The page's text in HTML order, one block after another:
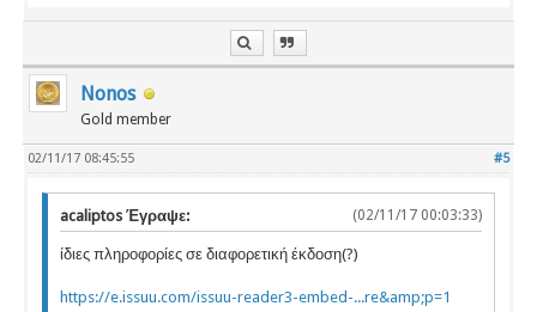
Nonos
Gold member
#5
02/11/17 08:45:55
(02/11/17 00:03:33)
acaliptos Έγραψε:
ίδιες πληροφορίες σε διαφορετική έκδοση(?)
https://e.issuu.com/issuu-reader3-embed-...re&amp;p=1